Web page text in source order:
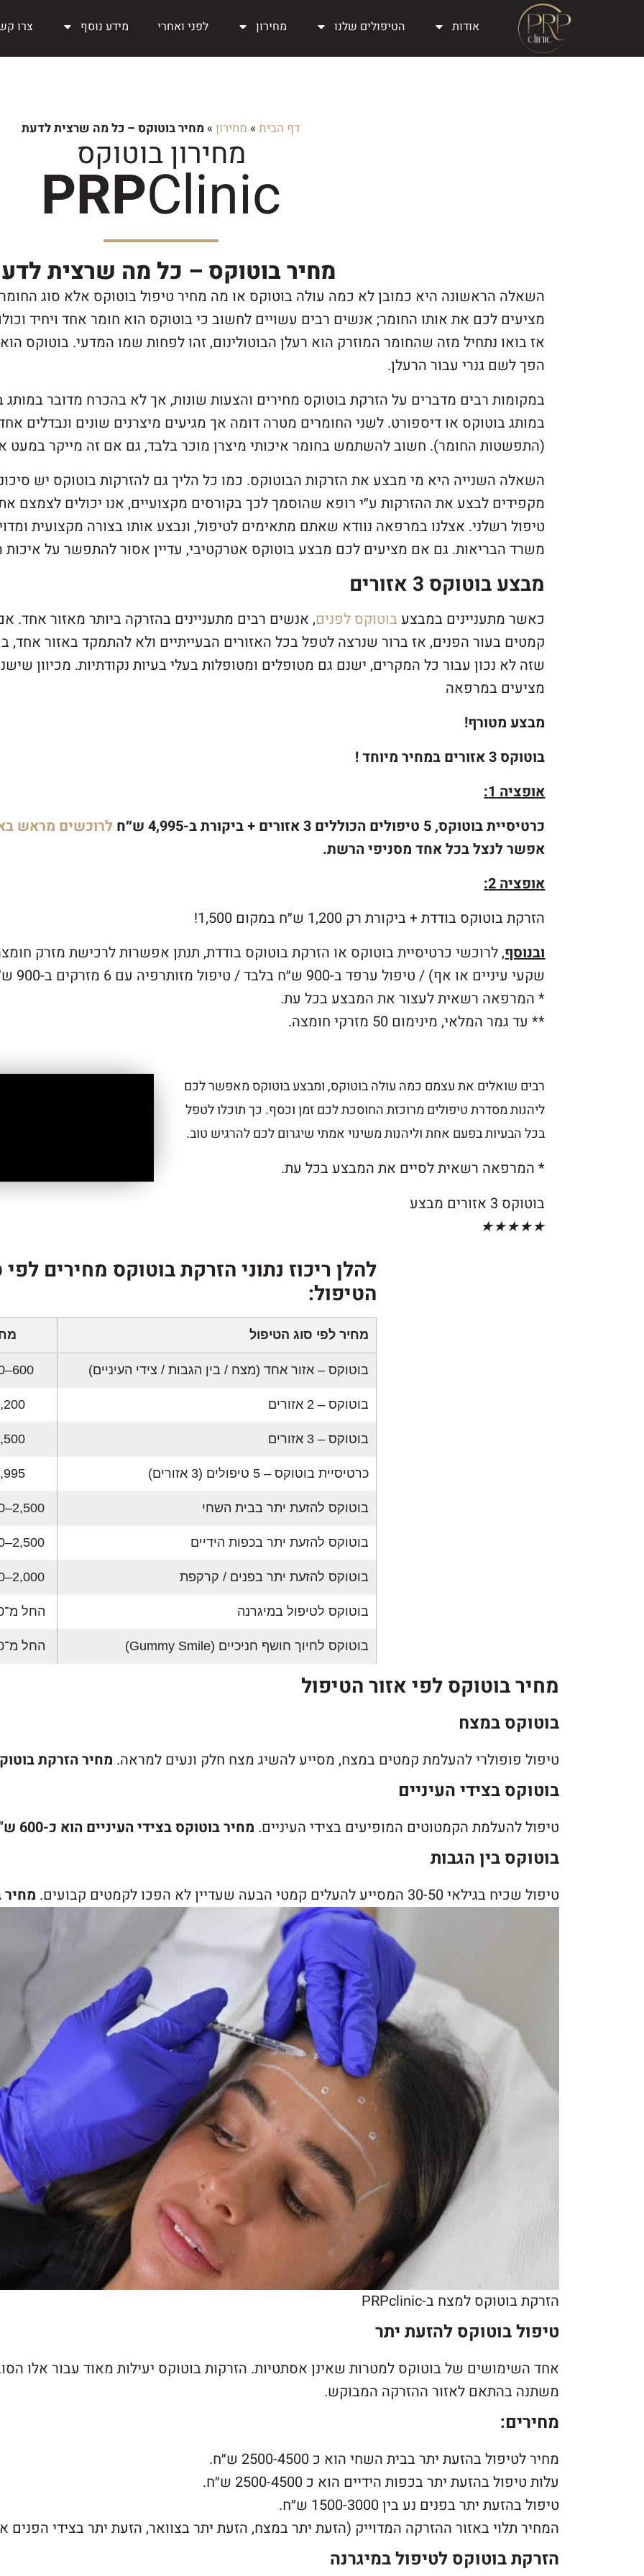
אודות הטיפולים שלנו מחירון לפני ואחרי מידע נוסף צרו
דף הבית » מחירון » מחיר בוטוקס – כל מה שרצית לדעת
מחירון בוטוקס
PRPClinic
מחיר בוטוקס – כל מה שרצית
השאלה הראשונה היא כמובן לא כמה עולה בוטוקס או מה מחיר טיפול בוטוקס אלא סוג
מציעים לכם את אותו החומר; אנשים רבים עשויים לחשוב כי בוטוקס הוא חומר אחד ויחיד
אז בואו נתחיל מזה שהחומר המוזרק הוא רעלן הבוטולינום, זהו לפחות שמו המדעי. בוטוקס
הפך לשם גנרי עבור הרעלן.
במקומות רבים מדברים על הזרקת בוטוקס מחירים והצעות שונות, אך לא בהכרח מדובר
במותג בוטוקס או דיספורט. לשני החומרים מטרה דומה אך מגיעים מיצרנים שונים ונבדלים
(התפשטות החומר). חשוב להשתמש בחומר איכותי מיצרן מוכר בלבד, גם אם זה מייקר במעט
השאלה השנייה היא מי מבצע את הזרקות הבוטוקס. כמו כל הליך גם להזרקות בוטוקס יש
מקפידים לבצע את ההזרקות ע״י רופא שהוסמך לכך בקורסים מקצועיים, אנו יכולים לצמצם את
טיפול רשלני. אצלנו במרפאה נוודא שאתם מתאימים לטיפול, ונבצע אותו בצורה מקצועית
משרד הבריאות. גם אם מציעים לכם מבצע בוטוקס אטרקטיבי, עדיין אסור להתפשר על איכות
מבצע בוטוקס 3 אזורים
כאשר מתעניינים במבצע בוטוקס לפנים, אנשים רבים מתעניינים בהזרקה ביותר מאזור
קמטים בעור הפנים, אז ברור שנרצה לטפל בכל האזורים הבעייתיים ולא להתמקד באזור אחד,
שזה לא נכון עבור כל המקרים, ישנם גם מטופלים ומטופלות בעלי בעיות נקודתיות. מכיוון
מציעים במרפאה
מבצע מטורף!
בוטוקס 3 אזורים במחיר מיוחד !
אופציה 1:
כרטיסיית בוטוקס, 5 טיפולים הכוללים 3 אזורים + ביקורת ב-4,995 ש״ח
לרוכשים מראש
אפשר לנצל בכל אחד מסניפי הרשת.
אופציה 2:
הזרקת בוטוקס בודדת + ביקורת רק 1,200 ש״ח במקום 1,500!
ובנוסף
שקעי עיניים או אף) / טיפול ערפד ב-900 ש״ח בלבד / טיפול מזותרפיה עם 6 מזרקים ב-900 ש״ח בלבד !
* המרפאה רשאית לעצור את המבצע בכל עת.
** עד גמר המלאי, מינימום 50 מזרקי חומצה.
רבים שואלים את עצמם כמה עולה בוטוקס, ומבצע בוטוקס מאפשר לכם
ליהנות מסדרת טיפולים מרוכזת החוסכת לכם זמן וכסף. כך תוכלו לטפל
בכל הבעיות בפעם אחת וליהנות משינוי אמתי שיגרום לכם להרגיש טוב.
* המרפאה רשאית לסיים את המבצע בכל עת.
בוטוקס 3 אזורים מבצע
★
★
★
★
★
להלן ריכוז נתוני הזרקת בוטוקס מחירים לפי
הטיפול:
מחיר לפי סוג הטיפול
בוטוקס – אזור אחד (מצח / בין הגבות / צידי העיניים) 600–700 ₪
בוטוקס – 2 אזורים ₪
בוטוקס – 3 אזורים ₪
כרטיסיית בוטוקס – 5 טיפולים (3 אזורים) ₪
בוטוקס להזעת יתר בבית השחי 2,500–4,500 ₪
בוטוקס להזעת יתר בכפות הידיים 2,500–4,500 ₪
בוטוקס להזעת יתר בפנים / קרקפת 2,000–4,500 ₪
בוטוקס לטיפול במיגרנה החל מ־4,500 ₪
בוטוקס לחיוך חושף חניכיים (Gummy Smile) החל מ־1,200 ₪
מחיר בוטוקס לפי אזור הטיפול
בוטוקס במצח
טיפול פופולרי להעלמת קמטים במצח, מסייע להשיג מצח חלק ונעים למראה. מחיר הזרקת בוטוקס
בוטוקס בצידי העיניים
טיפול להעלמת הקמטוטים המופיעים בצידי העיניים. מחיר בוטוקס בצידי העיניים הוא כ-600 ש“ח
בוטוקס בין הגבות
טיפול שכיח בגילאי 30-50 המסייע להעלים קמטי הבעה שעדיין לא הפכו לקמטים קבועים. מחיר
הזרקת בוטוקס למצח ב-PRPclinic
טיפול בוטוקס להזעת יתר
אחד השימושים של בוטוקס למטרות שאינן אסתטיות. הזרקות בוטוקס יעילות מאוד עבור אלו
משתנה בהתאם לאזור ההזרקה המבוקש.
מחירים:
מחיר לטיפול בהזעת יתר בבית השחי הוא כ 2500-4500 ש״ח.
עלות טיפול בהזעת יתר בכפות הידיים הוא כ 2500-4500 ש״ח.
טיפול בהזעת יתר בפנים נע בין 1500-3000 ש״ח.
המחיר תלוי באזור ההזרקה המדוייק (הזעת יתר במצח, הזעת יתר בצוואר, הזעת יתר בצידי הפנים
הזרקת בוטוקס לטיפול במיגרנה